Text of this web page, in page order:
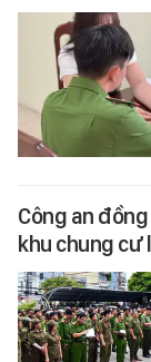
Công an
khu chung cư